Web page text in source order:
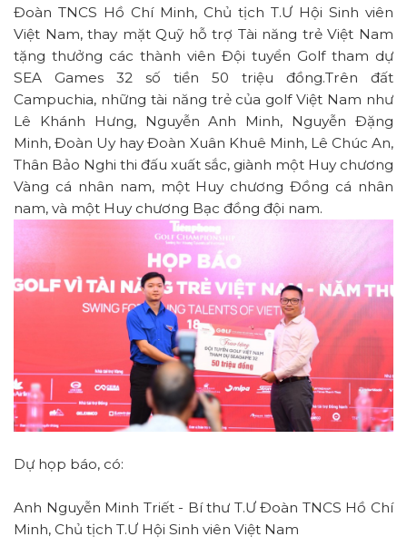
Đoàn TNCS Hồ Chí Minh, Chủ tịch T.Ư Hội Sinh viên
Việt Nam, thay mặt Quỹ hỗ trợ Tài năng trẻ Việt Nam
tặng thưởng các thành viên Đội tuyển Golf tham dự
SEA Games 32 số tiền 50 triệu đồng.Trên đất
Campuchia, những tài năng trẻ của golf Việt Nam như
Lê Khánh Hưng, Nguyễn Anh Minh, Nguyễn Đặng
Minh, Đoàn Uy hay Đoàn Xuân Khuê Minh, Lê Chúc An,
Thân Bảo Nghi thi đấu xuất sắc, giành một Huy chương
Vàng cá nhân nam, một Huy chương Đồng cá nhân
nam, và một Huy chương Bạc đồng đội nam.
Dự họp báo, có:
Anh Nguyễn Minh Triết - Bí thư T.Ư Đoàn TNCS Hồ Chí
Minh, Chủ tịch T.Ư Hội Sinh viên Việt Nam